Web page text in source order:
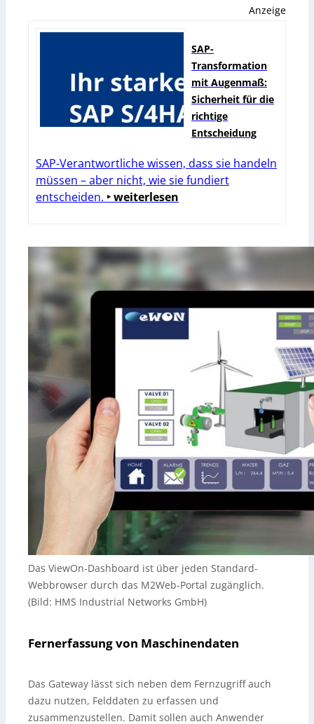
Anzeige
SAP-
Transformation
mit Augenmaß:
Sicherheit für die
richtige
Entscheidung
SAP-Verantwortliche wissen, dass sie handeln
müssen – aber nicht, wie sie fundiert
entscheiden. ‣ weiterlesen
Das ViewOn-Dashboard ist über jeden Standard-
Webbrowser durch das M2Web-Portal zugänglich.
(Bild: HMS Industrial Networks GmbH)
Fernerfassung von Maschinendaten
Das Gateway lässt sich neben dem Fernzugriff auch
dazu nutzen, Felddaten zu erfassen und
zusammenzustellen. Damit sollen auch Anwender